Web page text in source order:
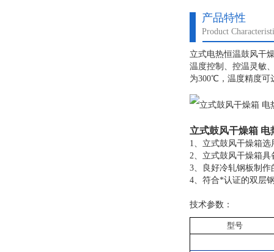
产品特性
Product
立式电热恒温鼓风干
温度控制、控温灵敏
为300℃，温度精度可
立式鼓风干燥箱 电
1、立式鼓风干燥箱
2、立式鼓风干燥箱
3、良好冷轧钢板制
4、符合*认证的双层
技术参数：
型号